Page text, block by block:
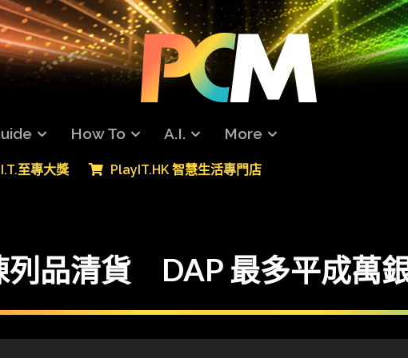
How To A.I. More
至專大獎 PlayIT.HK 智慧生活專門店
列品清貨 DAP 最多平成萬